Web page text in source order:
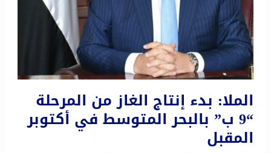
الملا: بدء إنتاج الغاز من المرحلة
“9 ب” بالبحر المتوسط في أكتوبر
المقبل